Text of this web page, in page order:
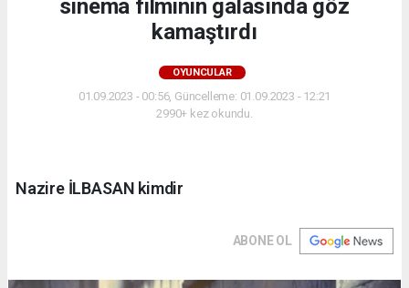
sinema filminin galasında göz
kamaştırdı
OYUNCULAR
01.09.2023 - 00:56, Güncelleme: 01.09.2023 - 12:21
2990+ kez okundu.
Nazire İLBASAN kimdir
ABONE OL